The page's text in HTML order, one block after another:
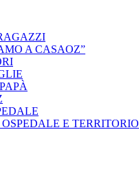
A CASAOZ”
E TERRITORIO